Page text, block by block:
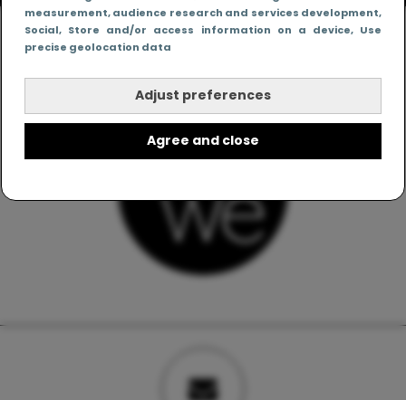
measurement, audience research and services development,
Social, Store and/or access information on a device, Use
precise geolocation data
Adjust preferences
Agree and close